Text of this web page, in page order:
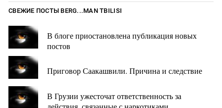
СВЕЖИЕ ПОСТЫ BERG...MAN TBILISI
В блоге приостановлена публикация новых
постов
Приговор Саакашвили. Причина и следствие
В Грузии ужесточат ответственность за